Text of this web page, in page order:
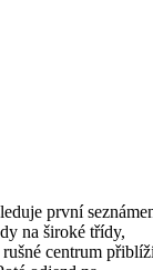
první
na široké třídy,
centrum